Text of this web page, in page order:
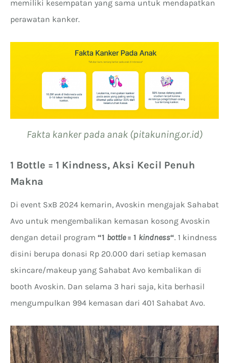
memiliki kesempatan yang sama untuk mendapatkan
perawatan kanker.
Fakta kanker pada anak (pitakuning.or.id)
1 Bottle = 1 Kindness, Aksi Kecil Penuh
Makna
Di event SxB 2024 kemarin, Avoskin mengajak Sahabat
Avo untuk mengembalikan kemasan kosong Avoskin
dengan detail program “1 bottle= 1 kindness“. 1 kindness
disini berupa donasi Rp 20.000 dari setiap kemasan
skincare/makeup yang Sahabat Avo kembalikan di
booth Avoskin. Dan selama 3 hari saja, kita berhasil
mengumpulkan 994 kemasan dari 401 Sahabat Avo.